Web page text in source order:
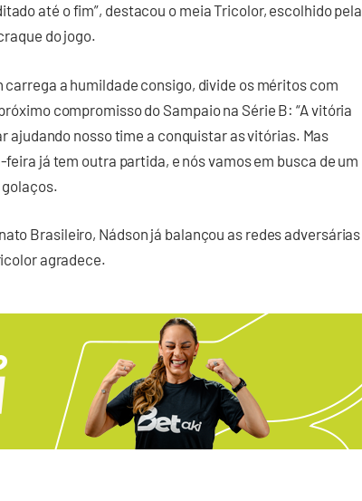
até o fim”, destacou o meia Tricolor, escolhido pela
do jogo.
carrega a humildade consigo, divide os méritos com
compromisso do Sampaio na Série B: “A vitória
ajudando nosso time a conquistar as vitórias. Mas
já tem outra partida, e nós vamos em busca de um
golaços.
Brasileiro, Nádson já balançou as redes adversárias
agradece.